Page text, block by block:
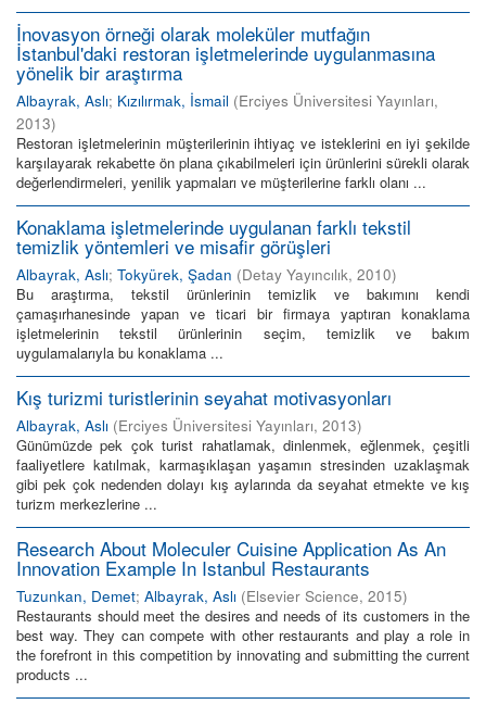
İnovasyon örneği olarak moleküler mutfağın
İstanbul'daki restoran işletmelerinde uygulanmasına
yönelik bir araştırma
Albayrak, Aslı; Kızılırmak, İsmail (Erciyes Üniversitesi Yayınları,
2013)
Restoran işletmelerinin müşterilerinin ihtiyaç ve isteklerini en iyi şekilde
karşılayarak rekabette ön plana çıkabilmeleri için ürünlerini sürekli olarak
değerlendirmeleri, yenilik yapmaları ve müşterilerine farklı olanı ...
Konaklama işletmelerinde uygulanan farklı tekstil
temizlik yöntemleri ve misafir görüşleri
Albayrak, Aslı; Tokyürek, Şadan (Detay Yayıncılık, 2010)
Bu araştırma, tekstil ürünlerinin temizlik ve bakımını kendi
çamaşırhanesinde yapan ve ticari bir firmaya yaptıran konaklama
işletmelerinin tekstil ürünlerinin seçim, temizlik ve bakım
uygulamalarıyla bu konaklama ...
Kış turizmi turistlerinin seyahat motivasyonları
Albayrak, Aslı (Erciyes Üniversitesi Yayınları, 2013)
Günümüzde pek çok turist rahatlamak, dinlenmek, eğlenmek, çeşitli
faaliyetlere katılmak, karmaşıklaşan yaşamın stresinden uzaklaşmak
gibi pek çok nedenden dolayı kış aylarında da seyahat etmekte ve kış
turizm merkezlerine ...
Research About Moleculer Cuisine Application As An
Innovation Example In Istanbul Restaurants
Tuzunkan, Demet; Albayrak, Aslı (Elsevier Science, 2015)
Restaurants should meet the desires and needs of its customers in the
best way. They can compete with other restaurants and play a role in
the forefront in this competition by innovating and submitting the current
products ...